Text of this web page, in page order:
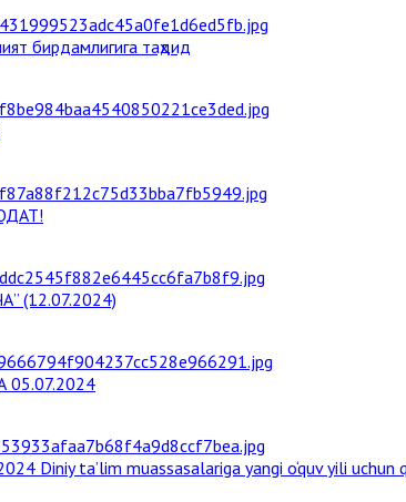
бирдамлигига таҳдид
(12.07.2024)
Diniy ta’lim muassasalariga yangi o‘quv yili